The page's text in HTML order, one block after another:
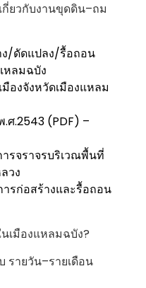
ยวกับงานขุดดิน–ถม
/ดัดแปลง/รื้อถอน
หลมฉบัง
องจังหวัดเมืองแหลม
ศ.2543 (PDF) –
รจราจรบริเวณพื้นที่
วง
ารก่อสร้างและรื้อถอน
เมืองแหลมฉบัง?
ายวัน–รายเดือน